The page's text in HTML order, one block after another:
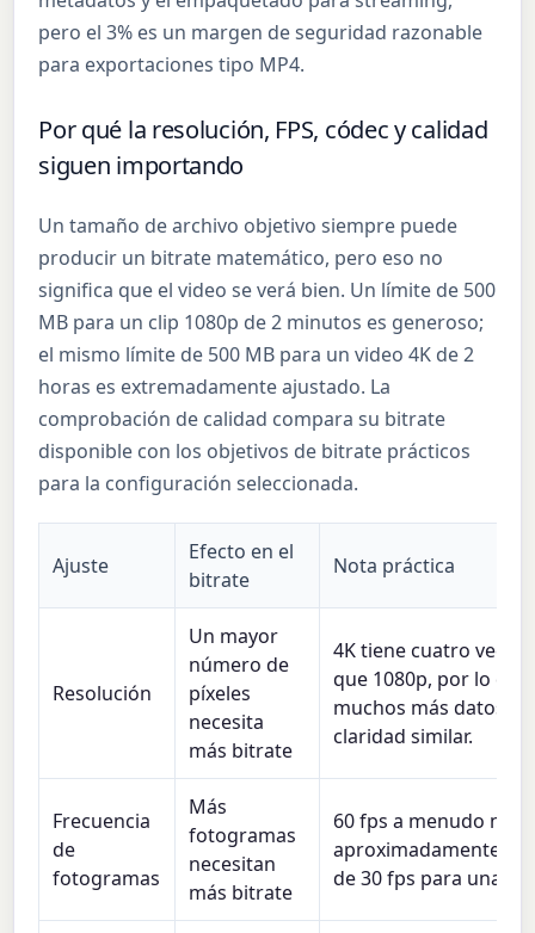
pero el 3% es un margen de seguridad razonable
para exportaciones tipo MP4.
Por qué la resolución, FPS, códec y calidad
siguen importando
Un tamaño de archivo objetivo siempre puede
producir un bitrate matemático, pero eso no
significa que el video se verá bien. Un límite de 500
MB para un clip 1080p de 2 minutos es generoso;
el mismo límite de 500 MB para un video 4K de 2
horas es extremadamente ajustado. La
comprobación de calidad compara su bitrate
disponible con los objetivos de bitrate prácticos
para la configuración seleccionada.
Ajuste
Efecto en el
bitrate
Nota práctica
Resolución
Un mayor
número de
píxeles
necesita
más bitrate
4K tiene cuatro veces
que 1080p, por lo
muchos más datos
claridad similar.
Frecuencia
de
fotogramas
Más
fotogramas
necesitan
más bitrate
60 fps a menudo
aproximadamente
de 30 fps para una